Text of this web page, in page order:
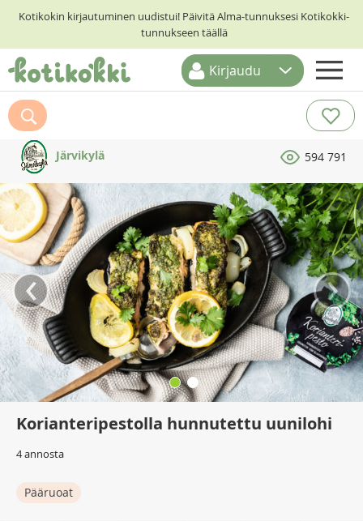
Kotikokin kirjautuminen uudistui! Päivitä Alma-tunnuksesi Kotikokki-
tunnukseen täällä
ETUSIVU
RESEPTIHAKU
RUOKATEEMAT
KESKUSTELUT
KOTIKOKIT
Kirjaudu
Järvikylä 594 791
‹ ›
Korianteripestolla hunnutettu uunilohi
4 annosta
Pääruoat